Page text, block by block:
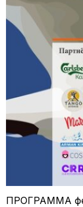
ПРОГРАММА